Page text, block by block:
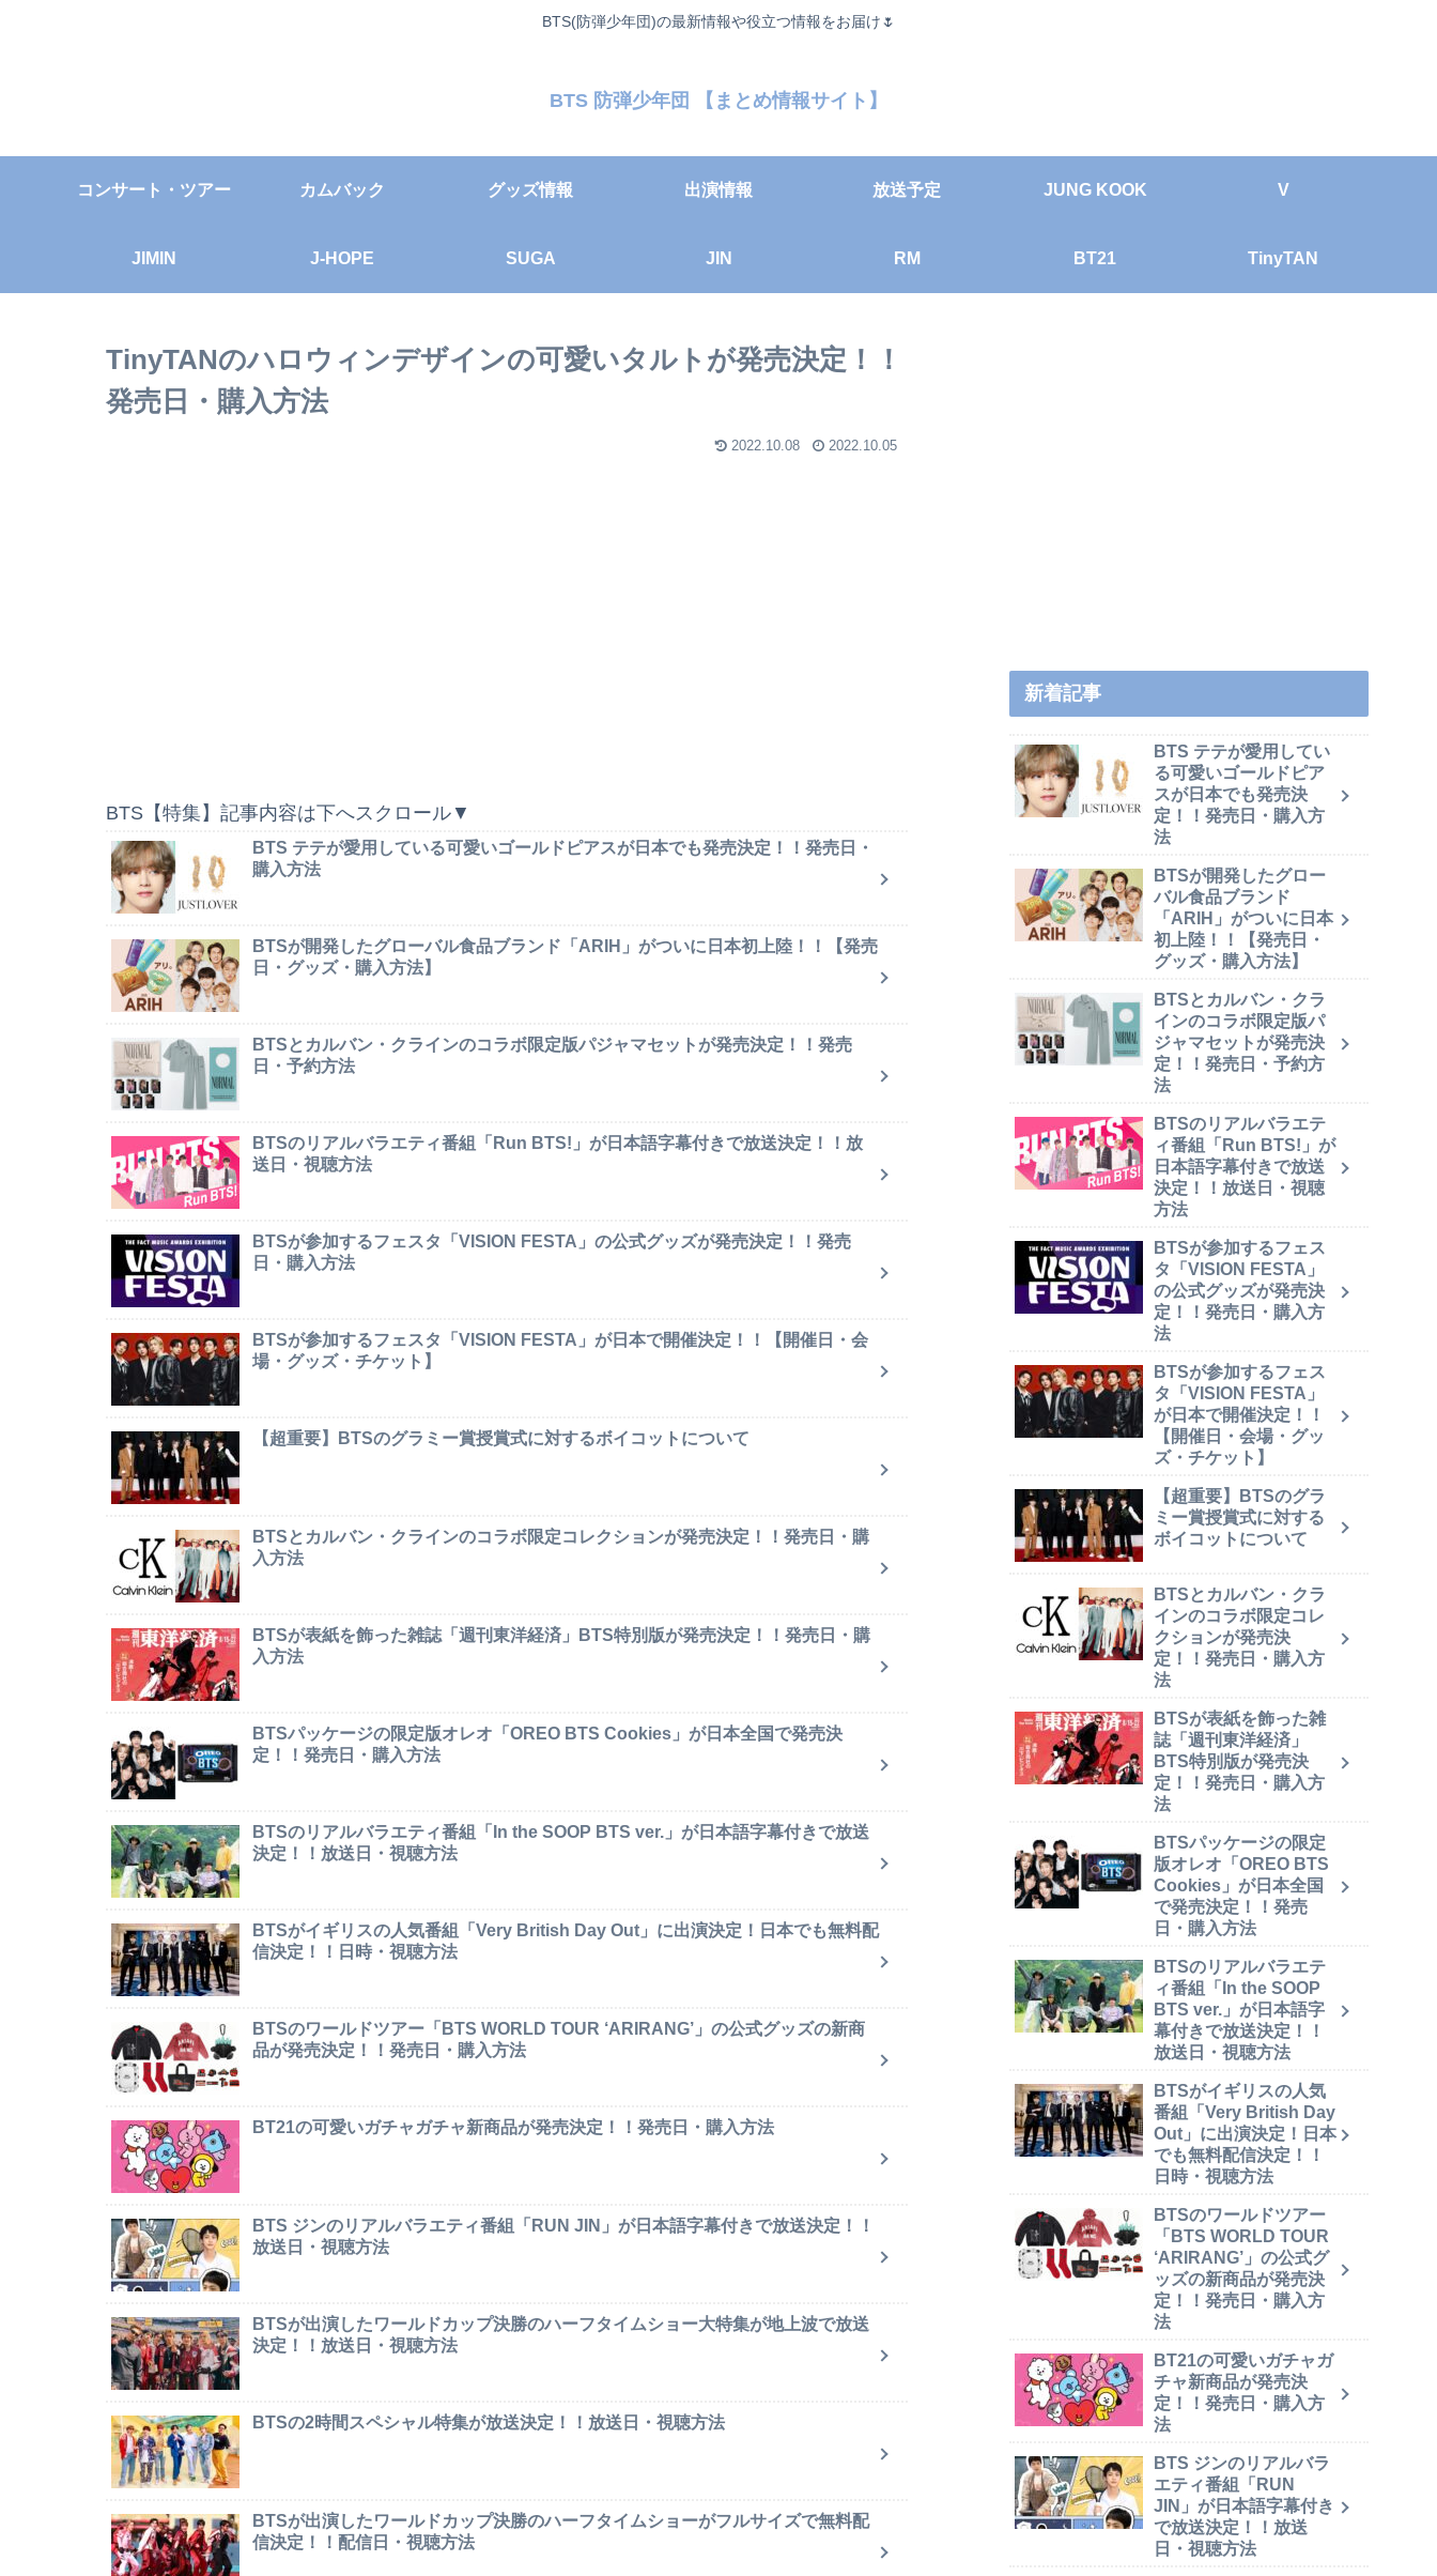
BTS(防弾少年団)の最新情報や役立つ情報をお届け🌷
BTS 防弾少年団 【まとめ情報サイト】
コンサート・ツアー カムバック グッズ情報 出演情報 放送予定 JUNG KOOK V
JIMIN J-HOPE SUGA JIN RM BT21 TinyTAN
TinyTANのハロウィンデザインの可愛いタルトが発売決定！！
発売日・購入方法
2022.10.08 2022.10.05
BTS【特集】記事内容は下へスクロール▼
BTS テテが愛用している可愛いゴールドピアスが日本でも発売決定！！発売日・
購入方法
BTSが開発したグローバル食品ブランド「ARIH」がついに日本初上陸！！【発売
日・グッズ・購入方法】
BTSとカルバン・クラインのコラボ限定版パジャマセットが発売決定！！発売
日・予約方法
BTSのリアルバラエティ番組「Run BTS!」が日本語字幕付きで放送決定！！放
送日・視聴方法
BTSが参加するフェスタ「VISION FESTA」の公式グッズが発売決定！！発売
日・購入方法
BTSが参加するフェスタ「VISION FESTA」が日本で開催決定！！【開催日・会
場・グッズ・チケット】
【超重要】BTSのグラミー賞授賞式に対するボイコットについて
BTSとカルバン・クラインのコラボ限定コレクションが発売決定！！発売日・購
入方法
BTSが表紙を飾った雑誌「週刊東洋経済」BTS特別版が発売決定！！発売日・購
入方法
BTSパッケージの限定版オレオ「OREO BTS Cookies」が日本全国で発売決
定！！発売日・購入方法
BTSのリアルバラエティ番組「In the SOOP BTS ver.」が日本語字幕付きで放送
決定！！放送日・視聴方法
BTSがイギリスの人気番組「Very British Day Out」に出演決定！日本でも無料配
信決定！！日時・視聴方法
BTSのワールドツアー「BTS WORLD TOUR ‘ARIRANG’」の公式グッズの新商
品が発売決定！！発売日・購入方法
BT21の可愛いガチャガチャ新商品が発売決定！！発売日・購入方法
BTS ジンのリアルバラエティ番組「RUN JIN」が日本語字幕付きで放送決定！！
放送日・視聴方法
BTSが出演したワールドカップ決勝のハーフタイムショー大特集が地上波で放送
決定！！放送日・視聴方法
BTSの2時間スペシャル特集が放送決定！！放送日・視聴方法
BTSが出演したワールドカップ決勝のハーフタイムショーがフルサイズで無料配
信決定！！配信日・視聴方法
新着記事
BTS テテが愛用してい
る可愛いゴールドピア
スが日本でも発売決
定！！発売日・購入方
法
BTSが開発したグロー
バル食品ブランド
「ARIH」がついに日本
初上陸！！【発売日・
グッズ・購入方法】
BTSとカルバン・クラ
インのコラボ限定版パ
ジャマセットが発売決
定！！発売日・予約方
法
BTSのリアルバラエテ
ィ番組「Run BTS!」が
日本語字幕付きで放送
決定！！放送日・視聴
方法
BTSが参加するフェス
タ「VISION FESTA」
の公式グッズが発売決
定！！発売日・購入方
法
BTSが参加するフェス
タ「VISION FESTA」
が日本で開催決定！！
【開催日・会場・グッ
ズ・チケット】
【超重要】BTSのグラ
ミー賞授賞式に対する
ボイコットについて
BTSとカルバン・クラ
インのコラボ限定コレ
クションが発売決
定！！発売日・購入方
法
BTSが表紙を飾った雑
誌「週刊東洋経済」
BTS特別版が発売決
定！！発売日・購入方
法
BTSパッケージの限定
版オレオ「OREO BTS
Cookies」が日本全国
で発売決定！！発売
日・購入方法
BTSのリアルバラエテ
ィ番組「In the SOOP
BTS ver.」が日本語字
幕付きで放送決定！！
放送日・視聴方法
BTSがイギリスの人気
番組「Very British Day
Out」に出演決定！日本
でも無料配信決定！！
日時・視聴方法
BTSのワールドツアー
「BTS WORLD TOUR
‘ARIRANG’」の公式グ
ッズの新商品が発売決
定！！発売日・購入方
法
BT21の可愛いガチャガ
チャ新商品が発売決
定！！発売日・購入方
法
BTS ジンのリアルバラ
エティ番組「RUN
JIN」が日本語字幕付き
で放送決定！！放送
日・視聴方法